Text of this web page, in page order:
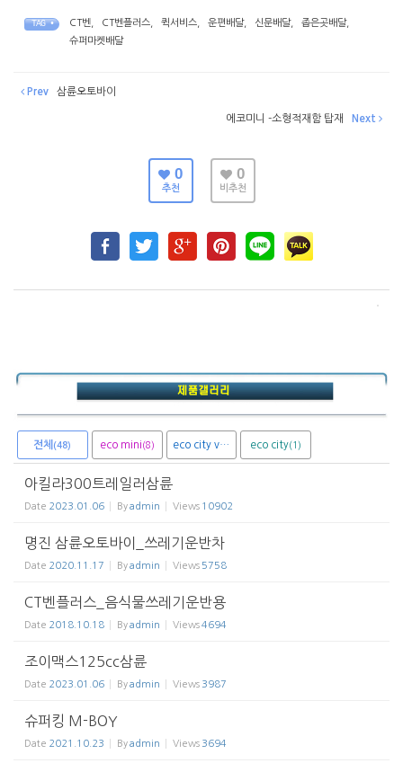
TAG • CT벤, CT벤플러스, 퀵서비스, 운편배달, 신문배달, 좁은곳배달,
슈퍼마켓배달
Prev 삼륜오토바이
에코미니 -소형적재함 탑재 Next
0
추천
0
비추천
전체 (48) eco mini (8) eco city van eco city(1)
아킬라300트레일러삼륜
Date 2023.01.06 Byadmin Views 10902
명진 삼륜오토바이_쓰레기운반차
Date 2020.11.17 Byadmin Views 5758
CT벤플러스_음식물쓰레기운반용
Date 2018.10.18 Byadmin Views4694
조이맥스125cc삼륜
Date 2023.01.06 Byadmin Views 3987
슈퍼킹 M-BOY
Date 2021.10.23 Byadmin Views 3694